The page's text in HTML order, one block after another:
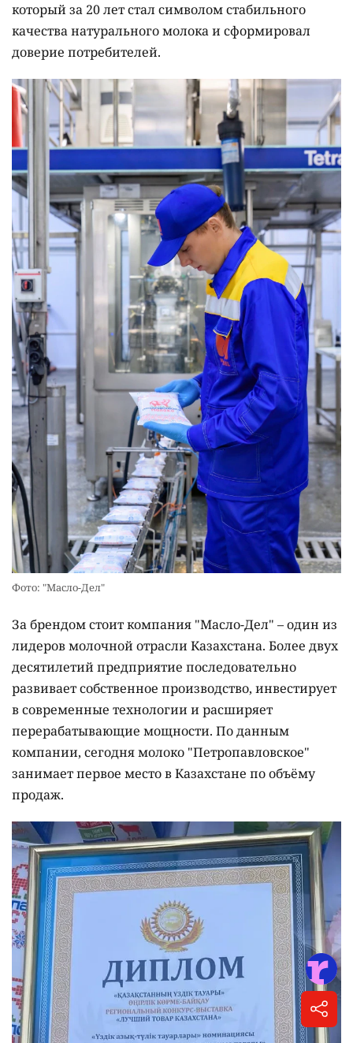
который за 20 лет стал символом стабильного
качества натурального молока и сформировал
доверие потребителей.
Фото: "Масло-Дел"
За брендом стоит компания "Масло-Дел" – один из
лидеров молочной отрасли Казахстана. Более двух
десятилетий предприятие последовательно
развивает собственное производство, инвестирует
в современные технологии и расширяет
перерабатывающие мощности. По данным
компании, сегодня молоко "Петропавловское"
занимает первое место в Казахстане по объёму
продаж.